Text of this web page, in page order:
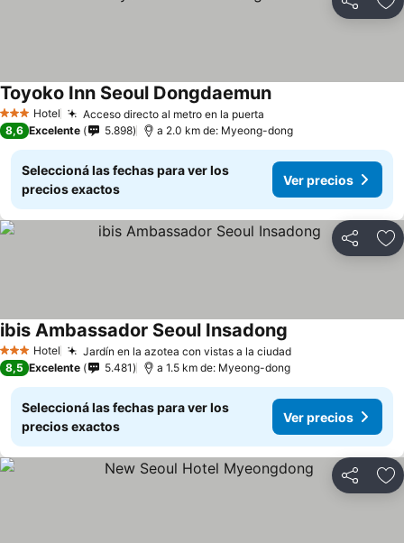
Compartir
3 Estrellas
Hotel Acceso directo al metro en la puerta
Toyoko Inn Seoul Dongdaemun
8,6 Excelente 5.898 a 2.0 km de: Myeong-dong
Seleccioná las fechas para ver los
precios exactos
Ver precios
Compartir
3 Estrellas
Hotel Jardín en la azotea con vistas a la ciudad
ibis Ambassador Seoul Insadong
8,5 Excelente 5.481 a 1.5 km de: Myeong-dong
Seleccioná las fechas para ver los
precios exactos
Ver precios
Compartir